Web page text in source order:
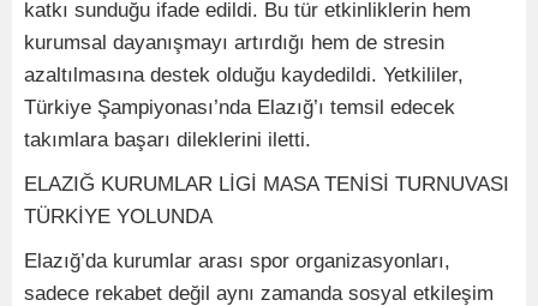
katkı sunduğu ifade edildi. Bu tür etkinliklerin hem
kurumsal dayanışmayı artırdığı hem de stresin
azaltılmasına destek olduğu kaydedildi. Yetkililer,
Türkiye Şampiyonası’nda Elazığ’ı temsil edecek
takımlara başarı dileklerini iletti.
ELAZIĞ KURUMLAR LİGİ MASA TENİSİ TURNUVASI
TÜRKİYE YOLUNDA
Elazığ’da kurumlar arası spor organizasyonları,
sadece rekabet değil aynı zamanda sosyal etkileşim